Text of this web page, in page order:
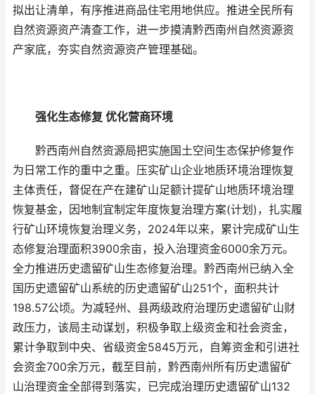
拟出让清单，有序推进商品住宅用地供应。推进全民所有
自然资源资产清查工作，进一步摸清黔西南州自然资源资
产家底，夯实自然资源资产管理基础。
强化生态修复 优化营商环境
黔西南州自然资源局把实施国土空间生态保护修复作
为日常工作的重中之重。压实矿山企业地质环境治理恢复
主体责任，督促在产在建矿山足额计提矿山地质环境治理
恢复基金，因地制宜制定年度恢复治理方案(计划)，扎实履
行矿山环境恢复治理义务，2024年以来，累计完成矿山生
态修复治理面积3900余亩，投入治理资金6000余万元。
全力推进历史遗留矿山生态修复治理。黔西南州已纳入全
国历史遗留矿山系统的历史遗留矿山251个，面积共计
198.57公顷。为减轻州、县两级政府治理历史遗留矿山财
政压力，该局主动谋划，积极争取上级资金和社会资金，
累计争取到中央、省级资金5845万元，自筹资金和引进社
会资金700余万元，截至目前，黔西南州所有历史遗留矿
山治理资金全部得到落实，已完成治理历史遗留矿山132